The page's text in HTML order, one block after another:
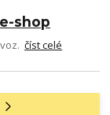
shop
číst celé